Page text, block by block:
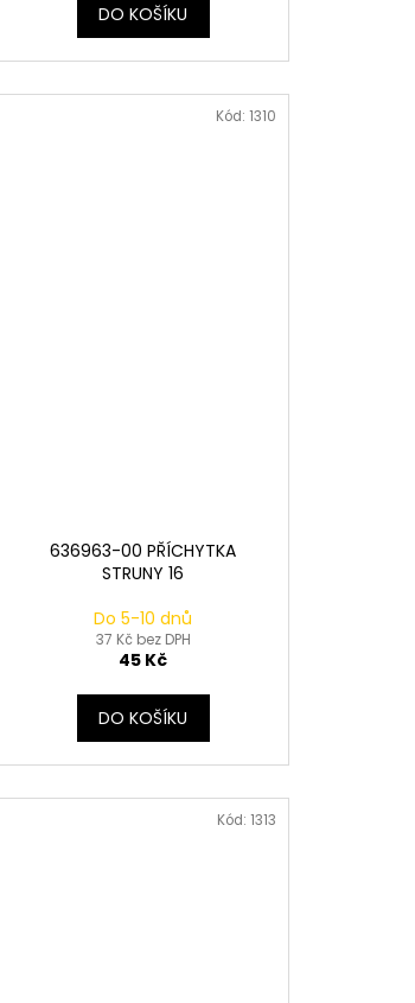
DO KOŠÍKU
636963-00 PŘÍCHYTKA
STRUNY 16
Do 5-10 dnů
37 Kč bez DPH
45 Kč
DO KOŠÍKU
Kód: 1310
Kód: 1313